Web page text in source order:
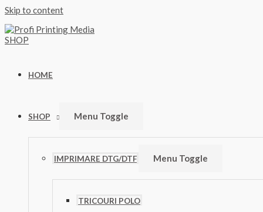
Skip to content
HOME
SHOP Menu Toggle
IMPRIMARE DTG/DTF Menu Toggle
TRICOURI POLO